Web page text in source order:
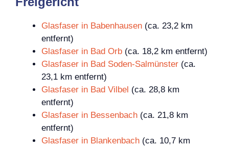
Glasfaser in Babenhausen (ca. 23,2 km
entfernt)
Glasfaser in Bad Orb (ca. 18,2 km entfernt)
Glasfaser in Bad Soden-Salmünster (ca.
23,1 km entfernt)
Glasfaser in Bad Vilbel (ca. 28,8 km
entfernt)
Glasfaser in Bessenbach (ca. 21,8 km
entfernt)
Glasfaser in Blankenbach (ca. 10,7 km